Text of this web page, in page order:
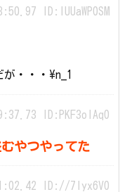
ID:lUUaWP0SM
ID:PKF3oIAq0
やつやってた
ID://7Iyx6V0